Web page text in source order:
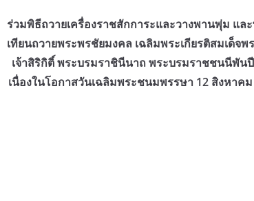
ร่วมพิธีถวายเครื่องราชสักการะและวางพานพุ่ม แล
เทียนถวายพระพรชัยมงคล เฉลิมพระเกียรติสมเด็จพ
เจ้าสิริกิติ์ พระบรมราชินีนาถ พระบรมราชชนนีพัน
เนื่องในโอกาสวันเฉลิมพระชนมพรรษา 12 สิงหาคม